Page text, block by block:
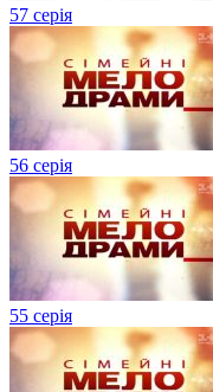
57 серія
56 серія
55 серія